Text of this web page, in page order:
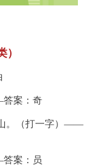
案：奇
。（打一字）——
案：员